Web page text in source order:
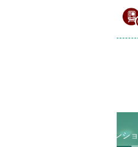
中古マンシ